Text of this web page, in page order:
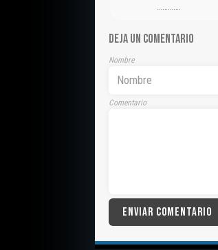
DEJA UN COMENTARIO
Nombre
Comentario